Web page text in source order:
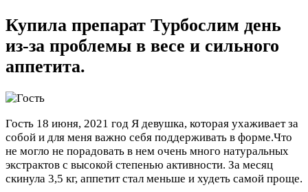
Купила препарат Турбослим день
из-за проблемы в весе и сильного
аппетита.
Гость 18 июня, 2021 год Я девушка, которая ухаживает за
собой и для меня важно себя поддерживать в форме.Что
не могло не порадовать в нем очень много натуральных
экстрактов с высокой степенью активности. За месяц
скинула 3,5 кг, аппетит стал меньше и худеть самой проще.